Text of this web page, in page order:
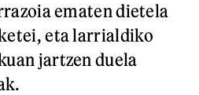
ematen dietela
eta larrialdiko
jartzen duela